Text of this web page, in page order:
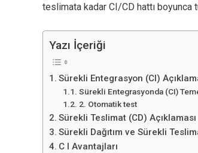
teslimata kadar CI/CD hattı
Yazı İçeriği
Sürekli Entegrasyon (CI)
Sürekli Entegrasyonda (CI)
2. Otomatik test
Sürekli Teslimat (CD) Açıklaması
Sürekli Dağıtım ve Sürekli
C I Avantajları